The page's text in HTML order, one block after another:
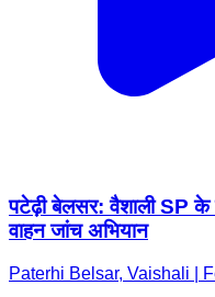
पटेढ़ी बेलसर: वैशाली SP के
वाहन जांच अभियान
Paterhi Belsar, Vaishali |